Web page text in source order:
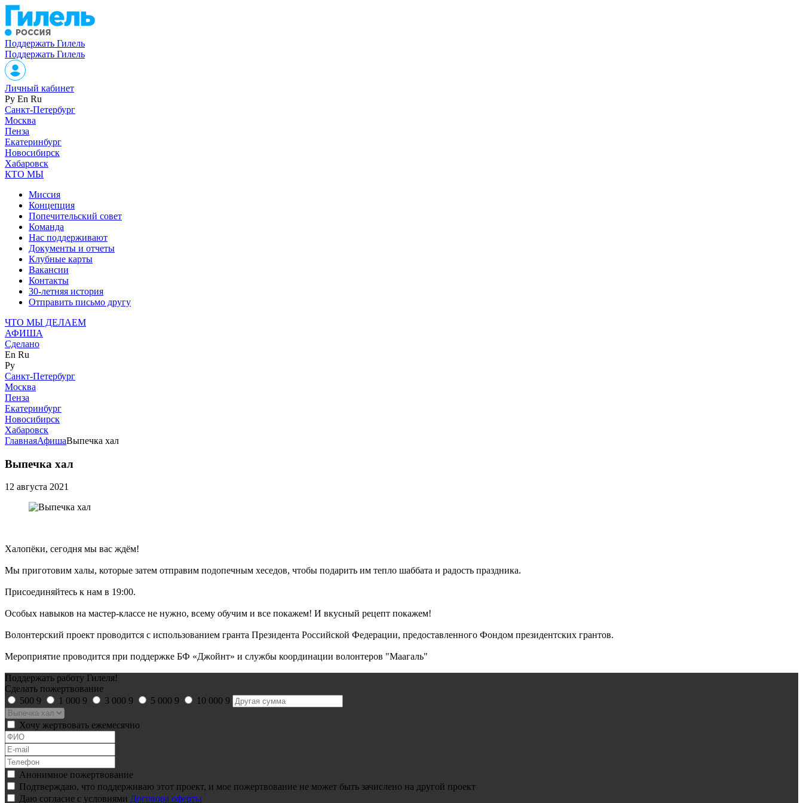
Поддержать Гилель
Поддержать Гилель
Личный кабинет
Ру En Ru
Санкт-Петербург
Москва
Пенза
Екатеринбург
Новосибирск
Хабаровск
КТО МЫ
Миссия
Концепция
Попечительский совет
Команда
Нас поддерживают
Документы и отчеты
Клубные карты
Вакансии
Контакты
30-летняя история
Отправить письмо другу
ЧТО МЫ ДЕЛАЕМ
АФИША
Сделано
En Ru
Ру
Санкт-Петербург
Москва
Пенза
Екатеринбург
Новосибирск
Хабаровск
ГлавнаяАфишаВыпечка хал
Выпечка хал
12 августа 2021
Халопёки, сегодня мы вас ждём!
Мы приготовим халы, которые затем отправим подопечным хеседов, чтобы подарить им тепло шаббата и радость праздника.
Присоединяйтесь к нам в 19:00.
Особых навыков на мастер-классе не нужно, всему обучим и все покажем! И вкусный рецепт покажем!
Волонтерский проект проводится с использованием гранта Президента Российской Федерации, предоставленного Фондом президентских грантов.
Мероприятие проводится при поддержке БФ «Джойнт» и службы координации волонтеров "Маагаль"
Поддержать работу Гилеля!
Сделать пожертвование
500 9 1 000 9 3 000 9 5 000 9 10 000 9
Хочу жертвовать ежемесячно
Анонимное пожертвование
Подтверждаю, что поддерживаю этот проект, и мое пожертвование не может быть зачислено на другой проект
Даю согласие с условиями Договора оферты